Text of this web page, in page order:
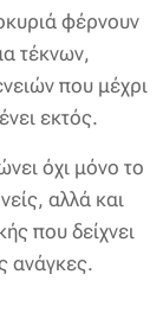
φέρνουν
τέκνων,
που μέχρι
εκτός.
όχι μόνο το
αλλά και
που δείχνει
ανάγκες.